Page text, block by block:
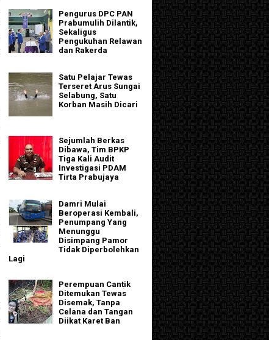
Pengurus DPC PAN
Prabumulih Dilantik,
Sekaligus
Pengukuhan Relawan
dan Rakerda
Satu Pelajar Tewas
Terseret Arus Sungai
Selabung, Satu
Korban Masih Dicari
Sejumlah Berkas
Dibawa, Tim BPKP
Tiga Kali Audit
Investigasi PDAM
Tirta Prabujaya
Damri Mulai
Beroperasi Kembali,
Penumpang Yang
Menunggu
Disimpang Pamor
Tidak Diperbolehkan
Lagi
Perempuan Cantik
Ditemukan Tewas
Disemak, Tanpa
Celana dan Tangan
Diikat Karet Ban